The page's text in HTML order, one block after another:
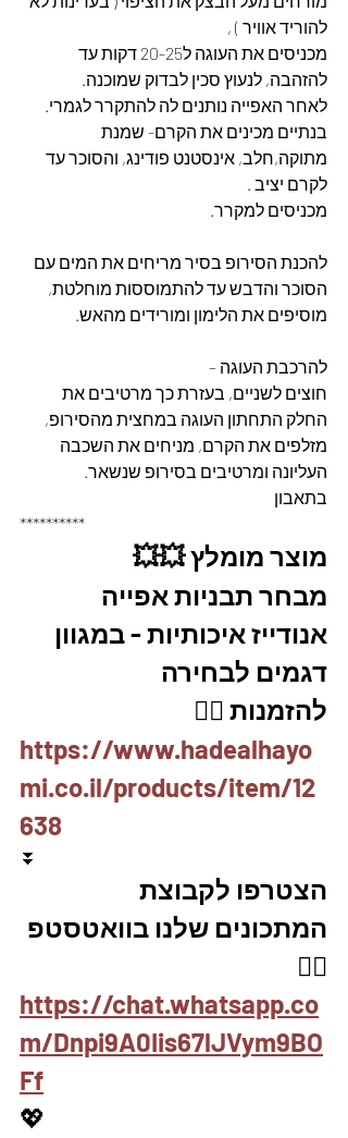
להוריד אוויר ) ,
מכניסים את העוגה ל20-25 דקות עד
להזהבה, לנעוץ סכין לבדוק שמוכנה.
לאחר האפייה נותנים לה להתקרר לגמרי.
בנתיים מכינים את הקרם- שמנת
מתוקה,חלב, אינסטנט פודינג, והסוכר עד
לקרם יציב .
מכניסים למקרר.
להכנת הסירופ בסיר מריחים את המים עם
הסוכר והדבש עד להתמוססות מוחלטת,
מוסיפים את הלימון ומורידים מהאש.
להרכבת העוגה –
חוצים לשניים, בעזרת כך מרטיבים את
החלק התחתון העוגה במחצית מהסירופ,
מזלפים את הקרם, מניחים את השכבה
העליונה ומרטיבים בסירופ שנשאר.
בתאבון
**********
מוצר מומלץ 💥💥
מבחר תבניות אפייה
אנודייז איכותיות - במגוון
דגמים לבחירה
להזמנות 👇🏼
https://www.hadealhayo
mi.co.il/products/item/12
638
⏬
הצטרפו לקבוצת
המתכונים שלנו בוואטסטפ
👇🏽
https://chat.whatsapp.co
m/Dnpi9A0Iis67lJVym9BO
Ff
💖